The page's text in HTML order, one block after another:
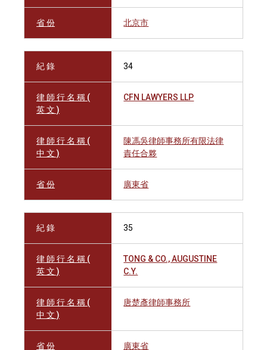
省 份 北京市
紀 錄 34
律 師 行 名 稱 (
英 文 )
CFN LAWYERS LLP
律 師 行 名 稱 (
中 文 )
陳馮吳律師事務所有限法律
責任合夥
省 份 廣東省
紀 錄 35
律 師 行 名 稱 (
英 文 )
TONG & CO., AUGUSTINE
C.Y.
律 師 行 名 稱 (
中 文 )
唐楚彥律師事務所
省 份 廣東省